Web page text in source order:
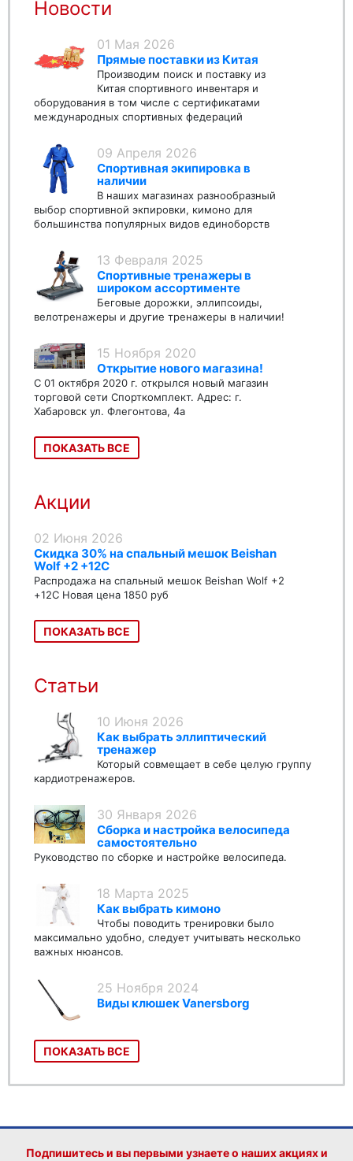
Новости
01 Мая 2026
Прямые поставки из Китая
Производим поиск и поставку из
Китая спортивного инвентаря и
оборудования в том числе с сертификатами
международных спортивных федераций
09 Апреля 2026
Спортивная экипировка в
наличии
В наших магазинах разнообразный
выбор спортивной экпировки, кимоно для
большинства популярных видов единоборств
13 Февраля 2025
Спортивные тренажеры в
широком ассортименте
Беговые дорожки, эллипсоиды,
велотренажеры и другие тренажеры в наличии!
15 Ноября 2020
Открытие нового магазина!
С 01 октября 2020 г. открылся новый магазин
торговой сети Спорткомплект. Адрес: г.
Хабаровск ул. Флегонтова, 4а
ПОКАЗАТЬ ВСЕ
Акции
02 Июня 2026
Скидка 30% на спальный мешок Beishan
Wolf +2 +12C
Распродажа на спальный мешок Beishan Wolf +2
+12C Новая цена 1850 руб
ПОКАЗАТЬ ВСЕ
Статьи
10 Июня 2026
Как выбрать эллиптический
тренажер
Который совмещает в себе целую группу
кардиотренажеров.
30 Января 2026
Сборка и настройка велосипеда
самостоятельно
Руководство по сборке и настройке велосипеда.
18 Марта 2025
Как выбрать кимоно
Чтобы поводить тренировки было
максимально удобно, следует учитывать несколько
важных нюансов.
25 Ноября 2024
Виды клюшек Vanersborg
ПОКАЗАТЬ ВСЕ
Подпишитесь и вы первыми узнаете о наших акциях и